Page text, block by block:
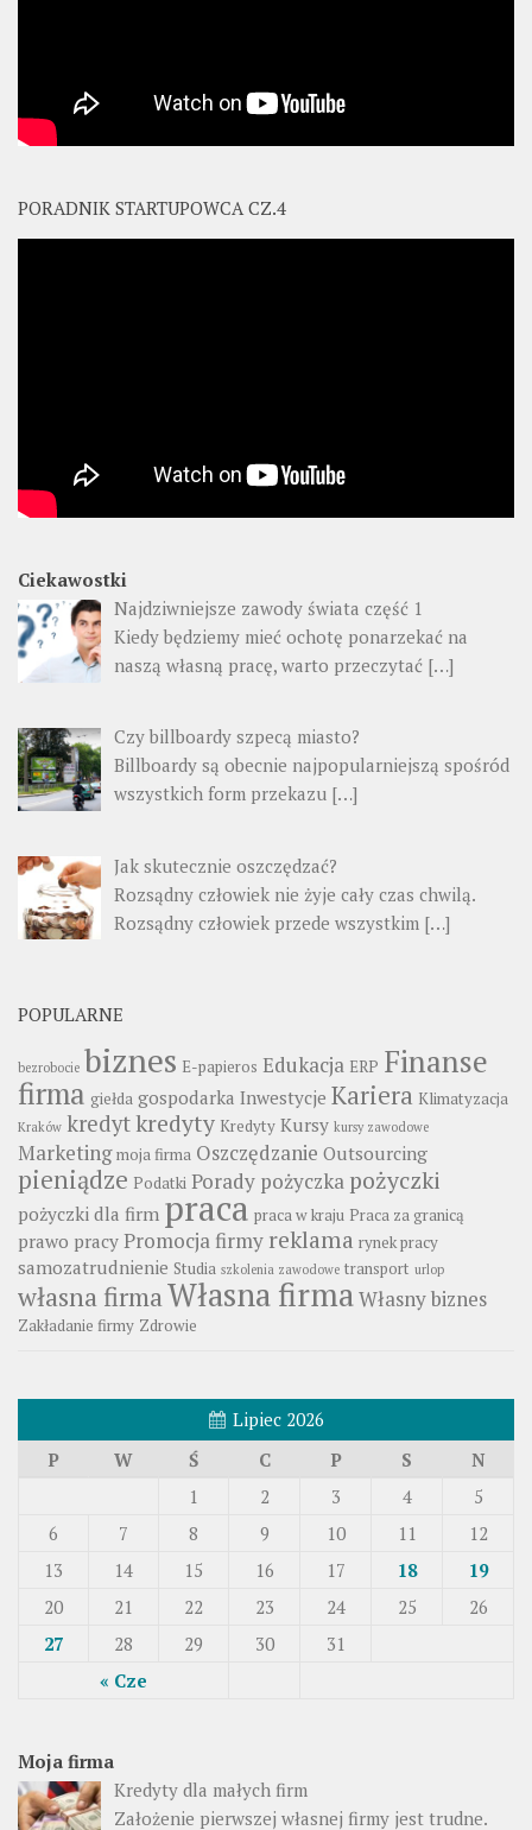
PORADNIK STARTUPOWCA CZ.4
Ciekawostki
Najdziwniejsze zawody świata część 1
Kiedy będziemy mieć ochotę ponarzekać na
naszą własną pracę, warto przeczytać […]
Czy billboardy szpecą miasto?
Billboardy są obecnie najpopularniejszą spośród
wszystkich form przekazu […]
Jak skutecznie oszczędzać?
Rozsądny człowiek nie żyje cały czas chwilą.
Rozsądny człowiek przede wszystkim […]
POPULARNE
bezrobocie biznes E-papieros Edukacja ERP Finanse
firma giełda gospodarka Inwestycje Kariera Klimatyzacja
Kraków kredytkredyty Kredyty Kursy kursy zawodowe
Marketing moja firma Oszczędzanie Outsourcing
pieniądze Podatki Porady pożyczka pożyczki
pożyczki dla firm praca praca w kraju Praca za granicą
prawo pracy Promocja firmy reklama rynek pracy
samozatrudnienie Studia szkolenia zawodowe transport urlop
własna firmaWłasna firmaWłasny biznes
Zakładanie firmy Zdrowie
Lipiec 2026
P
W Ś C P S N
« Cze
1 2 3 4
5
6
7 8 9 10 11
12
13
14 15 16 17 18
19
20
21 22 23 24 25
26
27
28 29 30 31
Moja firma
Kredyty dla małych firm
Założenie pierwszej własnej firmy jest trudne.